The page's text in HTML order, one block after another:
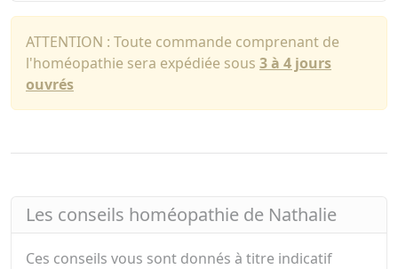
ATTENTION : Toute commande comprenant de
l'homéopathie sera expédiée sous 3 à 4 jours
ouvrés
Les conseils homéopathie de Nathalie
Ces conseils vous sont donnés à titre indicatif